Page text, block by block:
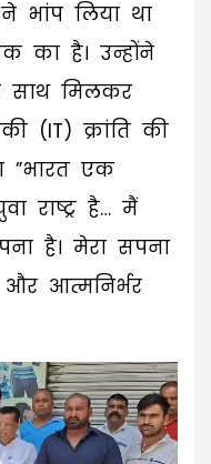
भांप लिया था
का है। उन्होंने
साथ मिलकर
(IT) क्रांति की
​”भारत एक
राष्ट्र है… मैं
है। मेरा सपना
आत्मनिर्भर